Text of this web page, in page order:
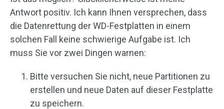
Antwort positiv. Ich kann Ihnen versprechen, dass
die Datenrettung der WD-Festplatten in einem
solchen Fall keine schwierige Aufgabe ist. Ich
muss Sie vor zwei Dingen warnen:
Bitte versuchen Sie nicht, neue Partitionen zu
erstellen und neue Daten auf dieser Festplatte
zu speichern.